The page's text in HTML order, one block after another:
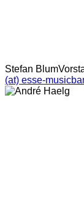
Stefan Blum
(at) esse-